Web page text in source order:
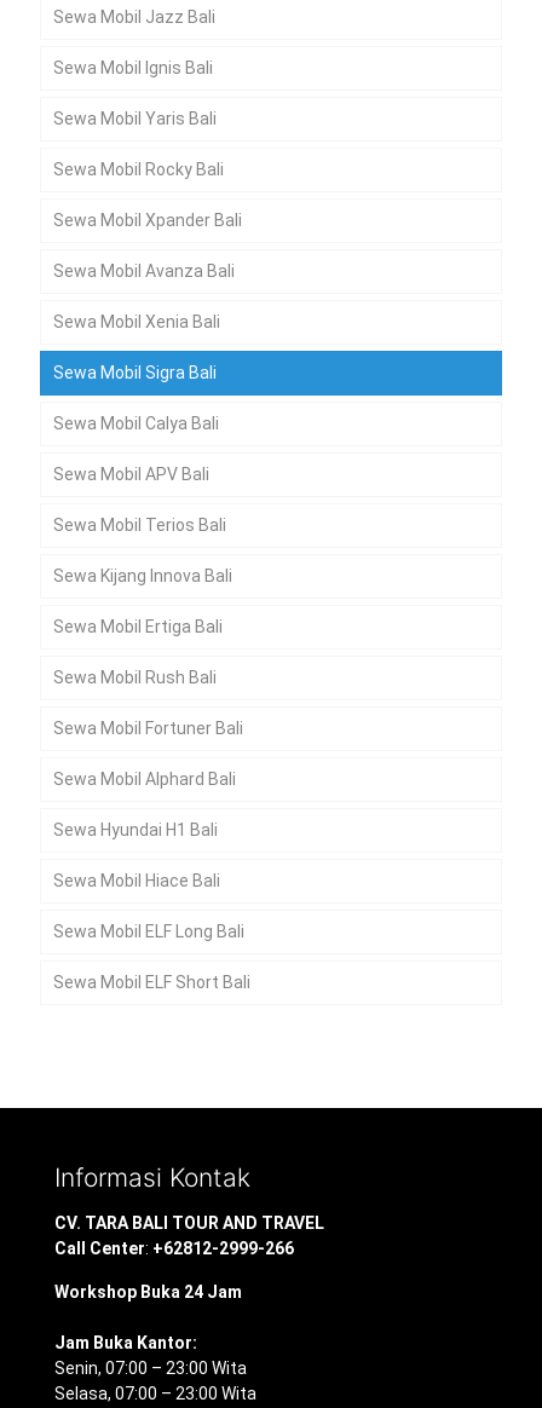
Sewa Mobil Jazz Bali
Sewa Mobil Ignis Bali
Sewa Mobil Yaris Bali
Sewa Mobil Rocky Bali
Sewa Mobil Xpander Bali
Sewa Mobil Avanza Bali
Sewa Mobil Xenia Bali
Sewa Mobil Sigra Bali
Sewa Mobil Calya Bali
Sewa Mobil APV Bali
Sewa Mobil Terios Bali
Sewa Kijang Innova Bali
Sewa Mobil Ertiga Bali
Sewa Mobil Rush Bali
Sewa Mobil Fortuner Bali
Sewa Mobil Alphard Bali
Sewa Hyundai H1 Bali
Sewa Mobil Hiace Bali
Sewa Mobil ELF Long Bali
Sewa Mobil ELF Short Bali
Informasi Kontak
CV. TARA BALI TOUR AND TRAVEL
Call Center: +62812-2999-266
Workshop Buka 24 Jam
Jam Buka Kantor:
Senin, 07:00 – 23:00 Wita
Selasa, 07:00 – 23:00 Wita